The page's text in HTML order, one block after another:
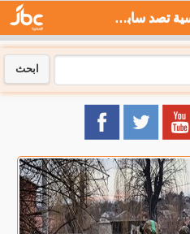
القوات الروسية تصد سابع هجوم للقوات الأوكرانية - جي بي سي نيوز
ابحث